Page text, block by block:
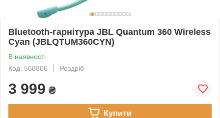
Bluetooth-гарнітура JBL Quantum 360 Wireless
Cyan (JBLQTUM360CYN)
В наявності
Код: 568806
Роздріб
3 999 ₴
Купити